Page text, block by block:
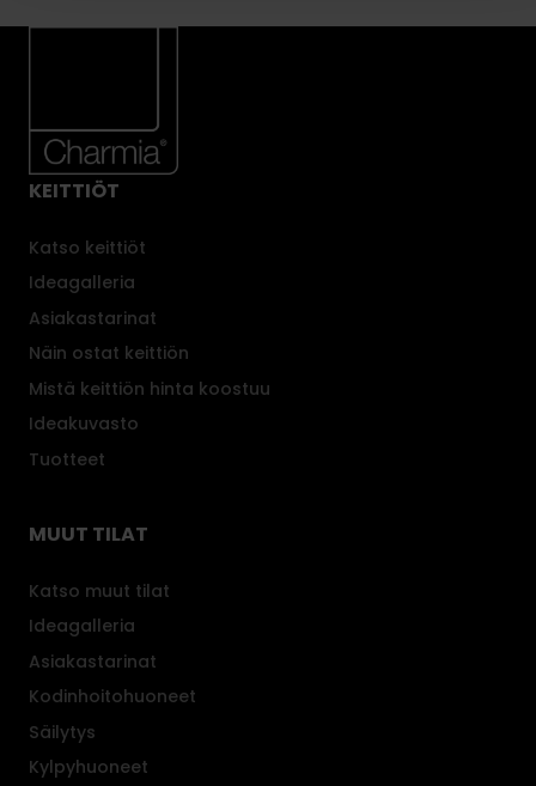
KEITTIÖT
Katso keittiöt
Ideagalleria
Asiakastarinat
Näin ostat keittiön
Mistä keittiön hinta koostuu
Ideakuvasto
Tuotteet
MUUT TILAT
Katso muut tilat
Ideagalleria
Asiakastarinat
Kodinhoitohuoneet
Säilytys
Kylpyhuoneet